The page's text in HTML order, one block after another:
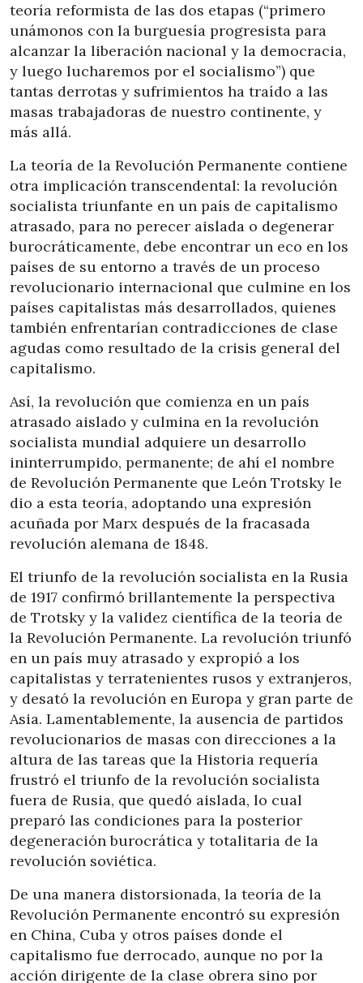
teoría reformista de las dos etapas (“primero
unámonos con la burguesía progresista para
alcanzar la liberación nacional y la democracia,
y luego lucharemos por el socialismo”) que
tantas derrotas y sufrimientos ha traído a las
masas trabajadoras de nuestro continente, y
más allá.
La teoría de la Revolución Permanente contiene
otra implicación transcendental: la revolución
socialista triunfante en un país de capitalismo
atrasado, para no perecer aislada o degenerar
burocráticamente, debe encontrar un eco en los
países de su entorno a través de un proceso
revolucionario internacional que culmine en los
países capitalistas más desarrollados, quienes
también enfrentarían contradicciones de clase
agudas como resultado de la crisis general del
capitalismo.
Así, la revolución que comienza en un país
atrasado aislado y culmina en la revolución
socialista mundial adquiere un desarrollo
ininterrumpido, permanente; de ahí el nombre
de Revolución Permanente que León Trotsky le
dio a esta teoría, adoptando una expresión
acuñada por Marx después de la fracasada
revolución alemana de 1848.
El triunfo de la revolución socialista en la Rusia
de 1917 confirmó brillantemente la perspectiva
de Trotsky y la validez científica de la teoría de
la Revolución Permanente. La revolución triunfó
en un país muy atrasado y expropió a los
capitalistas y terratenientes rusos y extranjeros,
y desató la revolución en Europa y gran parte de
Asia. Lamentablemente, la ausencia de partidos
revolucionarios de masas con direcciones a la
altura de las tareas que la Historia requería
frustró el triunfo de la revolución socialista
fuera de Rusia, que quedó aislada, lo cual
preparó las condiciones para la posterior
degeneración burocrática y totalitaria de la
revolución soviética.
De una manera distorsionada, la teoría de la
Revolución Permanente encontró su expresión
en China, Cuba y otros países donde el
capitalismo fue derrocado, aunque no por la
acción dirigente de la clase obrera sino por